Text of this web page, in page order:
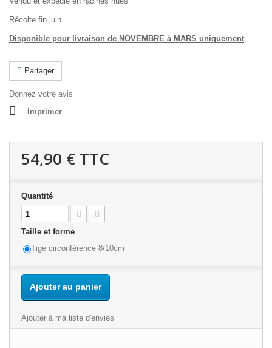
Récolte fin juin
Disponible pour livraison de NOVEMBRE à MARS uniquement
Partager
Donnez votre avis
Imprimer
54,90 € TTC
Quantité
Taille et forme
Tige circonférence 8/10cm
Ajouter au panier
Ajouter à ma liste d'envies